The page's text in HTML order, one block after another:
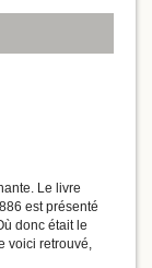
Le livre
est présenté
donc était le
voici retrouvé,